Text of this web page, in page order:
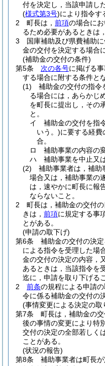
付を決定し，当該申請し
(様式第3号)により指令す
2
町長は， 前項の場合に
るため必要があるときは
3
国庫補助及び県費補助
金の交付を決定する場合
(補助金の交付の条件)
第5条
次の各号に掲げる
する場合に附する条件と
(1)
補助金の交付の指令
る場合には，あらかじ
を町長に提出し，その
と。
イ
補助金の交付を指
いう。)に要する経費
合。
ロ
補助事業の内容の
ハ
補助事業を中止又
(2)
補助事業者は，補助
場合又は，補助事業の
は，速やかに町長に報
ならないこと。
2
町長は，補助金の交付
きは， 前項に規定する事
とがある。
(申請の取下げ)
第6条
補助金の交付の決
による指令を受理した場
金の交付の決定の内容，
あるときは，当該指令を
迄に，申請を取り下げる
2
前条の規程による申請
令に係る補助金の交付の
(事情変更による決定の取
第7条
町長は，補助金の
後の事情の変更により特
交付の決定の全部若しく
ことがある。
(状況の報告)
第8条
補助事業者は町長